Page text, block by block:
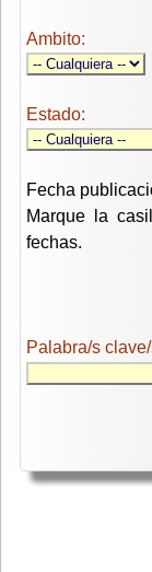
Ambito:
Estado:
Fecha
Marque la
fechas.
Palabra/s